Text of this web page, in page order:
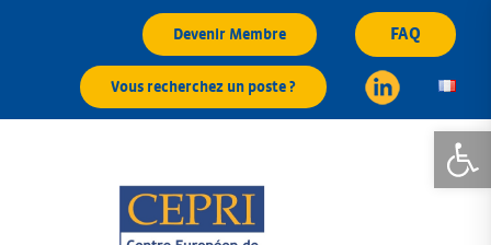
Ouvrir
Devenir Membre FAQ
Vous recherchez un poste ?